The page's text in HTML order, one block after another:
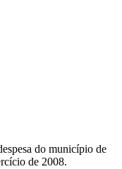
do município de
de 2008.